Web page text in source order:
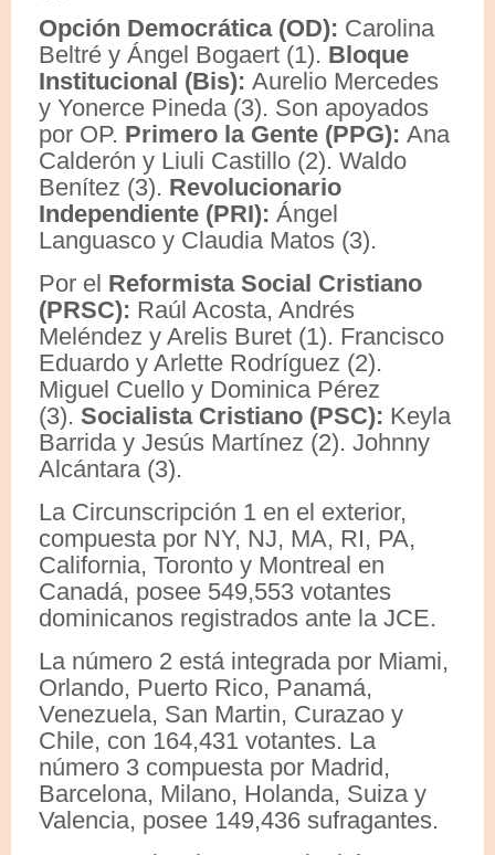
Opción Democrática (OD): Carolina
Beltré y Ángel Bogaert (1). Bloque
Institucional (Bis): Aurelio Mercedes
y Yonerce Pineda (3). Son apoyados
por OP. Primero la Gente (PPG): Ana
Calderón y Liuli Castillo (2). Waldo
Benítez (3). Revolucionario
Independiente (PRI): Ángel
Languasco y Claudia Matos (3).
Por el Reformista Social Cristiano
(PRSC): Raúl Acosta, Andrés
Meléndez y Arelis Buret (1). Francisco
Eduardo y Arlette Rodríguez (2).
Miguel Cuello y Dominica Pérez
(3). Socialista Cristiano (PSC): Keyla
Barrida y Jesús Martínez (2). Johnny
Alcántara (3).
La Circunscripción 1 en el exterior,
compuesta por NY, NJ, MA, RI, PA,
California, Toronto y Montreal en
Canadá, posee 549,553 votantes
dominicanos registrados ante la JCE.
La número 2 está integrada por Miami,
Orlando, Puerto Rico, Panamá,
Venezuela, San Martin, Curazao y
Chile, con 164,431 votantes. La
número 3 compuesta por Madrid,
Barcelona, Milano, Holanda, Suiza y
Valencia, posee 149,436 sufragantes.